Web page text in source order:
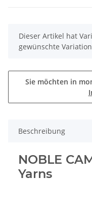
x
Dieser Artikel hat
gewünschte
Sie möchten in
Beschreibung
NOBLE
Yarns